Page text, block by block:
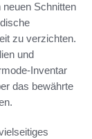
Schnitten
zu verzichten.
und
Inventar
das bewährte